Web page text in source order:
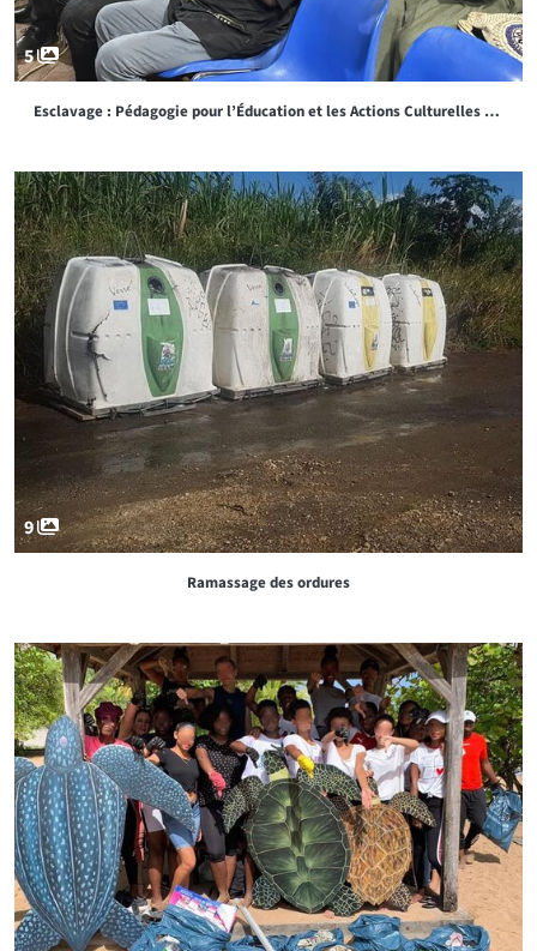
5
Esclavage : Pédagogie pour l’Éducation et les Actions Culturelles et Artistiques
9
Ramassage des ordures